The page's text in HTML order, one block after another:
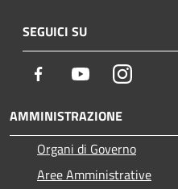
SEGUICI SU
Facebook YoutubeInstagram
AMMINISTRAZIONE
Organi di Governo
Aree Amministrative